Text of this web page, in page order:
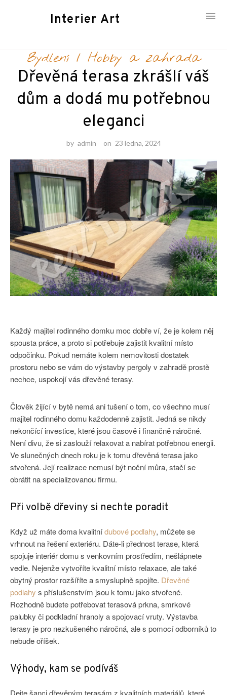
content
Interier Art
Bydlení/ Hobby a zahrada
Dřevěná terasa zkrášlí váš
dům a dodá mu potřebnou
eleganci
by admin on 23 ledna, 2024
Každý majitel rodinného domku moc dobře ví, že je kolem něj
spousta práce, a proto si potřebuje zajistit kvalitní místo
odpočinku. Pokud nemáte kolem nemovitosti dostatek
prostoru nebo se vám do výstavby pergoly v zahradě prostě
nechce, uspokojí vás dřevěné terasy.
Člověk žijící v bytě nemá ani tušení o tom, co všechno musí
majitel rodinného domu každodenně zajistit. Jedná se nikdy
nekončící investice, které jsou časově i finančně náročné.
Není divu, že si zaslouží relaxovat a nabírat potřebnou energii.
Ve slunečných dnech roku je k tomu dřevěná terasa jako
stvořená. Její realizace nemusí být noční můra, stačí se
obrátit na specializovanou firmu.
Při volbě dřeviny si nechte poradit
Když už máte doma kvalitnídubové podlahy, můžete se
vrhnout na řešení exteriéru. Dáte-li přednost terase, která
spojuje interiér domu s venkovním prostředím, nešlápnete
vedle. Nejenže vytvoříte kvalitní místo relaxace, ale také
obytný prostor rozšíříte a smysluplně spojíte. Dřevěné
podlahy s příslušenstvím jsou k tomu jako stvořené.
Rozhodně budete potřebovat terasová prkna, smrkové
palubky či podkladní hranoly a spojovací vruty. Výstavba
terasy je pro nezkušeného náročná, ale s pomocí odborníků to
nebude oříšek.
Výhody, kam se podíváš
Dejte šanci dřevěným terasám z kvalitních materiálů, které